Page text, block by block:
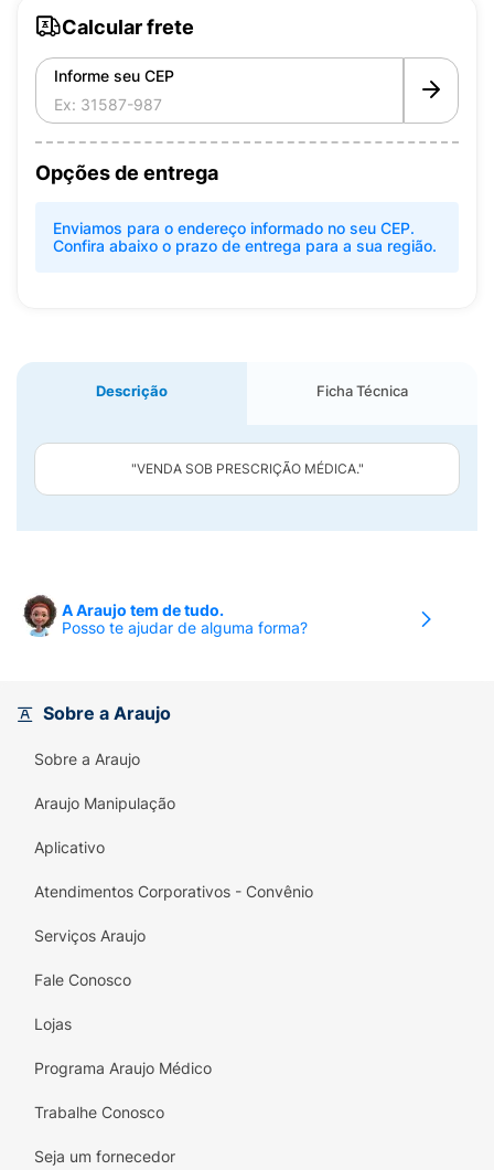
Calcular frete
Informe seu CEP
Opções de entrega
Enviamos para o endereço informado no seu CEP.
Confira abaixo o prazo de entrega para a sua região.
Descrição Ficha Técnica
"VENDA SOB PRESCRIÇÃO MÉDICA."
A Araujo tem de tudo.
Posso te ajudar de alguma forma?
Sobre a Araujo
Sobre a Araujo
Araujo Manipulação
Aplicativo
Atendimentos Corporativos - Convênio
Serviços Araujo
Fale Conosco
Lojas
Programa Araujo Médico
Trabalhe Conosco
Seja um fornecedor